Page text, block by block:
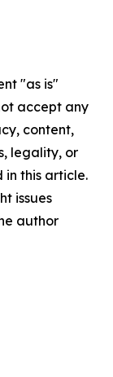
"as is"
accept any
content,
legality, or
this article.
issues
author